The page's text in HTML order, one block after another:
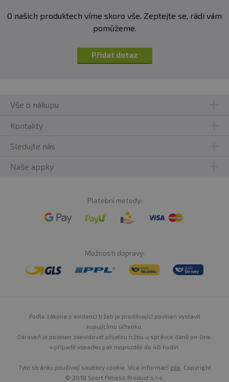
O našich produktech víme skoro vše. Zeptejte se, rádi vám
pomůžeme.
Přidat dotaz
Vše o nákupu
Kontakty
Sledujte nás
Naše appky
Platební metody:
Možnosti dopravy:
Podle zákona o evidenci tržeb je prodávající povinen vystavit
kupujícímu účtenku.
Zároveň je povinen zaevidovat přijatou tržbu u správce daně on-line,
v případě výpadku pak nejpozději do 48 hodin.
Tyto stránky používají soubory cookie. Více informací zde . Copyright
© 2018 Sport Fitness Product s.r.o.